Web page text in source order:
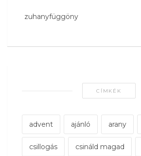
zuhanyfüggöny
CÍMKÉK
advent ajánló arany
csillogás csináld magad